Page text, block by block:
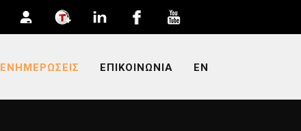
ΕΝΗΜΕΡΩΣΕΙΣ ΕΠΙΚΟΙΝΩΝΙΑ EN